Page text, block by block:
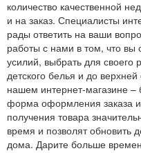
количество качественной
и на заказ. Специалисты
рады ответить на ваши
работы с нами в том, что
усилий, выбрать для
детского белья и до
нашем интернет-магазине –
форма оформления заказа
получения товара
время и позволят обновить
дома. Дарите больше